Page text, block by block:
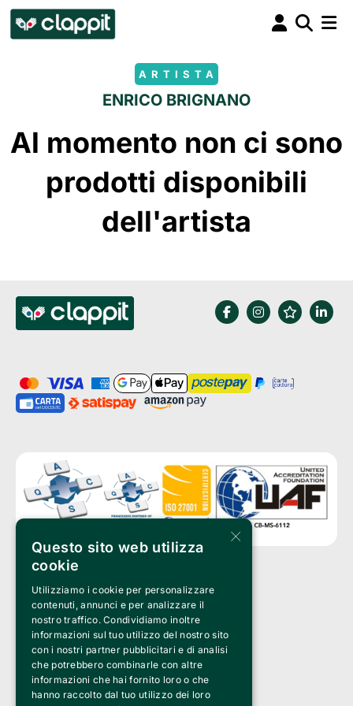
ARTISTA
ENRICO BRIGNANO
Al momento non ci sono
prodotti disponibili
dell'artista
Clappit è un marchio di proprietà di:
Bemils Srl
a Socio Unico
Via Fosse Ardeatine, 4 -20092 Cinisello Balsamo (MI)
PI 05589050961
Iscr. C.C.I.A.A. Milano R.E.A. 1833471
© 2010-2025 Bemils Srl - Tutti i diritti riservati
Credits:
×
Questo sito web utilizza
cookie
Utilizziamo i cookie per personalizzare
contenuti, annunci e per analizzare il
nostro traffico. Condividiamo inoltre
informazioni sul tuo utilizzo del nostro sito
con i nostri partner pubblicitari e di analisi
che potrebbero combinarle con altre
informazioni che hai fornito loro o che
hanno raccolto dal tuo utilizzo dei loro